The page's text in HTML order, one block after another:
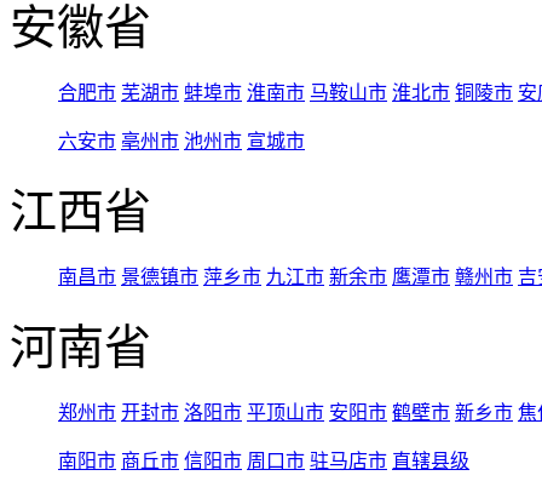
安徽省
合肥市 芜湖市 蚌埠市 淮南市 马鞍山市 淮北市 铜陵市 安
六安市 亳州市 池州市 宣城市
江西省
南昌市 景德镇市 萍乡市 九江市 新余市 鹰潭市 赣州市 吉
河南省
郑州市 开封市 洛阳市 平顶山市 安阳市 鹤壁市 新乡市 焦
南阳市 商丘市 信阳市 周口市 驻马店市 直辖县级